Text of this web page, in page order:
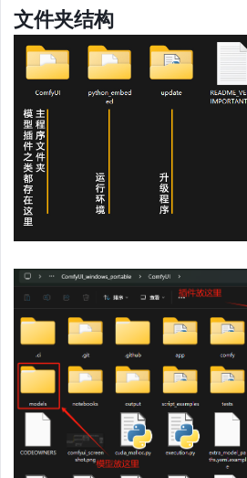
文件夹结构